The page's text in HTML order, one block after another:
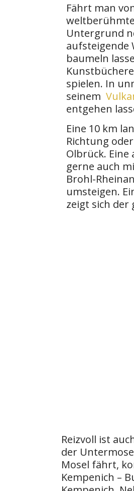
Fährt man
weltberühmte
Untergrund
aufsteigende
baumeln
spielen. In
seinem
entgehen
Eine 10 km
Richtung
Olbrück.
gerne auch
Brohl-
umsteigen.
zeigt sich der
Reizvoll ist
der
Mosel fährt,
Kempenich –